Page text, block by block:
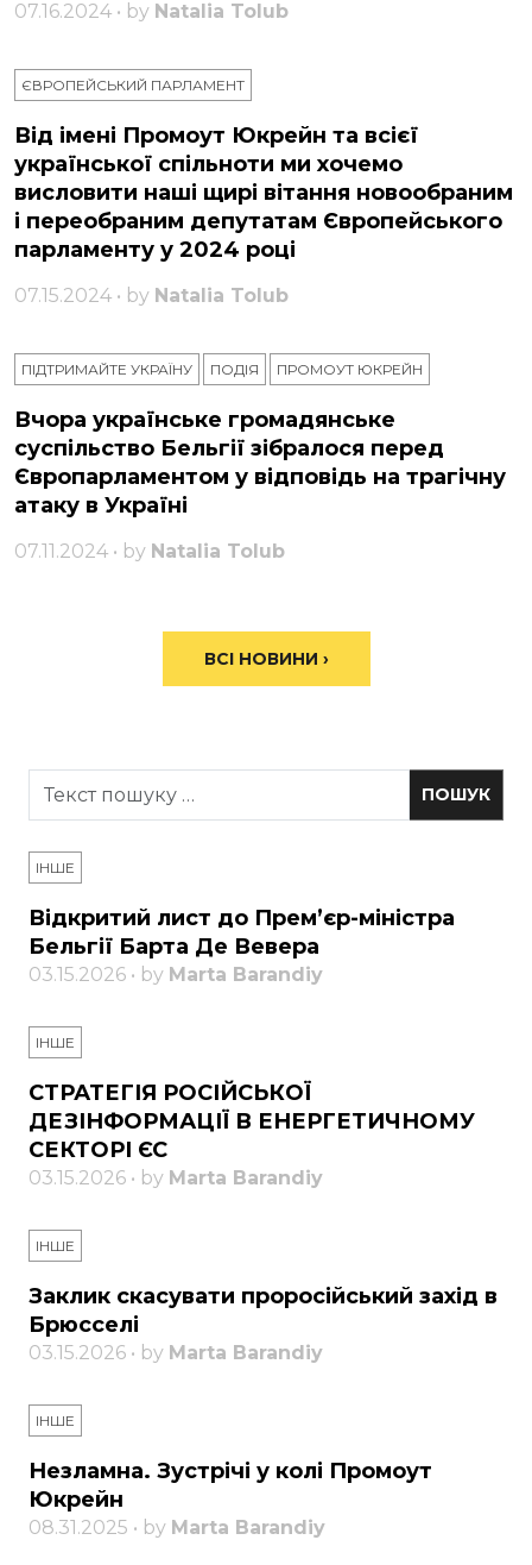
07.16.2024 • by Natalia Tolub
ЄВРОПЕЙСЬКИЙ ПАРЛАМЕНТ
Від імені Промоут Юкрейн та всієї
української спільноти ми хочемо
висловити наші щирі вітання новообраним
і переобраним депутатам Європейського
парламенту у 2024 році
07.15.2024 • by Natalia Tolub
ПІДТРИМАЙТЕ УКРАЇНУ ПОДІЯ ПРОМОУТ ЮКРЕЙН
Вчора українське громадянське
суспільство Бельгії зібралося перед
Європарламентом у відповідь на трагічну
атаку в Україні
07.11.2024 • by Natalia Tolub
ВСІ НОВИНИ ›
ІНШЕ
Відкритий лист до Прем’єр-міністра
Бельгії Барта Де Вевера
03.15.2026 • by Marta Barandiy
ІНШЕ
СТРАТЕГІЯ РОСІЙСЬКОЇ
ДЕЗІНФОРМАЦІЇ В ЕНЕРГЕТИЧНОМУ
СЕКТОРІ ЄС
03.15.2026 • by Marta Barandiy
ІНШЕ
Заклик скасувати проросійський захід в
Брюсселі
03.15.2026 • by Marta Barandiy
ІНШЕ
Незламна. Зустрічі у колі Промоут
Юкрейн
08.31.2025 • by Marta Barandiy